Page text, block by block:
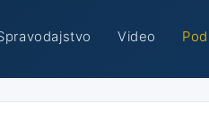
Video